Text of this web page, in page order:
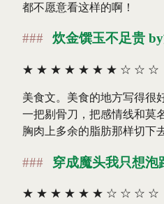
都不愿意看这样的啊！
炊金馔玉不足贵 by
★ ★ ★ ★ ★ ★ ★ ☆ ☆ ☆
美食文。美食的地方写得很
一把剔骨刀，把感情线和莫
胸肉上多余的脂肪那样切下
穿成魔头我只想泡
★ ★ ★ ★ ★ ★ ☆ ☆ ☆ ☆